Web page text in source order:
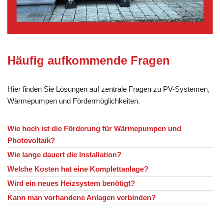
Häufig aufkommende Fragen
Hier finden Sie Lösungen auf zentrale Fragen zu PV-Systemen,
Wärmepumpen und Fördermöglichkeiten.
Wie hoch ist die Förderung für Wärmepumpen und
Photovoltaik?
Wie lange dauert die Installation?
Welche Kosten hat eine Komplettanlage?
Wird ein neues Heizsystem benötigt?
Kann man vorhandene Anlagen verbinden?